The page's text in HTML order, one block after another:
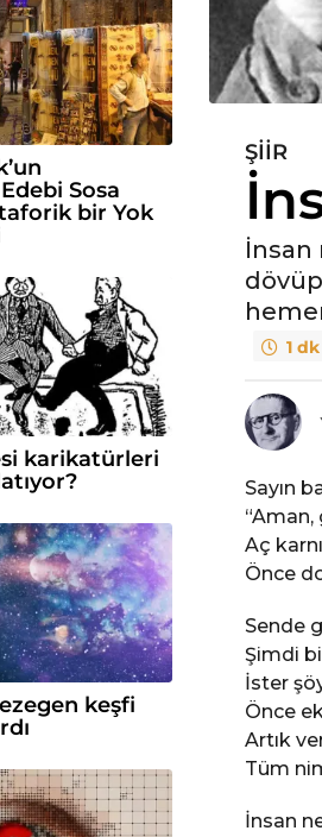
6
y
l
ö
n
c
y
ı
ö
n
c
e
ŞIIR
İnsan
1 dk
Sayın
“Aman,
Aç
Önce
Sende
Şimdi
İster
Önce
Artık
Tüm
İnsan
Sosa
bir Yok
karikatürleri
keşfi